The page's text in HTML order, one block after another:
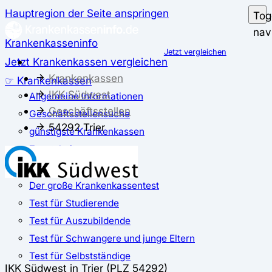
Hauptregion der Seite anspringen
Krankenkasseninfo
Jetzt Krankenkassen vergleichen
☞ Krankenkassen
Allgemeine Informationen
Geschäftsstellensuche
günstigste Krankenkassen
Zusatzbeitrag
✅ Krankenkassen Test
Der große Krankenkassentest
Test für Studierende
Test für Auszubildende
Test für Schwangere und junge Eltern
Test für Selbstständige
Jetzt vergleichen
Krankenkassen
IKK Südwest
Geschäftsstellen
54292 Trier
IKK Südwest in Trier (PLZ 54292)